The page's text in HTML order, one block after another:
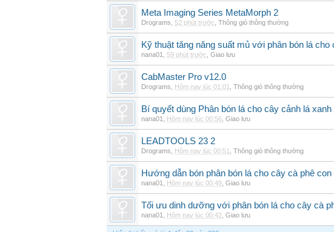
Meta Imaging Series MetaMorph 2
Drograms 52 phút trước Thông gió thông thường
Kỹ thuật tăng năng suất mủ với phân bón lá cho
nana01 59 phút trước Giao lưu
CabMaster Pro v12.0
Drograms Hôm nay lúc 01:01 Thông gió thông thường
Bí quyết dùng Phân bón lá cho cây cảnh lá
nana01 Hôm nay lúc 00:56 Giao lưu
LEADTOOLS 23 2
Drograms Hôm nay lúc 00:51 Thông gió thông thường
Hướng dẫn bón phân bón lá cho cây cà phê con
nana01 Hôm nay lúc 00:49 Giao lưu
Tối ưu dinh dưỡng với phân bón lá cho cây cà
nana01 Hôm nay lúc 00:42 Giao lưu